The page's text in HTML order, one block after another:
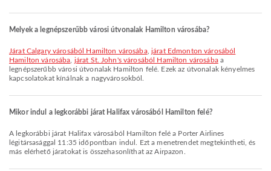
Melyek a legnépszerűbb városi útvonalak Hamilton városába?
járat Calgary városából Hamilton városába,járat Edmonton városából
Hamilton városába járat St. John's városából Hamilton városábaa
legnépszerűbb városi útvonalak Hamilton felé. Ezek az útvonalak kényelmes
kapcsolatokat kínálnak a nagyvárosokból.
Mikor indul a legkorábbi járat Halifax városából Hamilton felé?
A legkorábbi járat Halifax városából Hamilton felé a Porter Airlines
légitársasággal 11:35 időpontban indul. Ezt a menetrendet megtekintheti, és
más elérhető járatokat is összehasonlíthat az Airpazon.